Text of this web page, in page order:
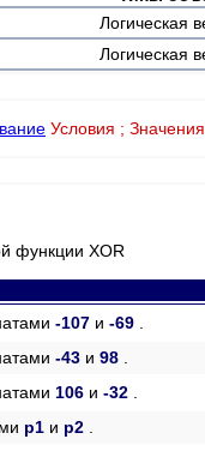
Логическая
Логическая
Условия ; Значения .
функции XOR
-107 и -69
-43 и 98
106 и -32
p1 и p2